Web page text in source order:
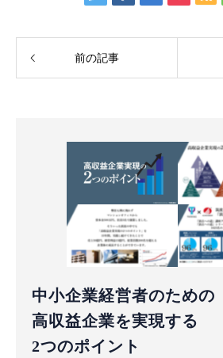
前の記事
中小企業経営者のための
高収益企業を実現する
2つのポイント